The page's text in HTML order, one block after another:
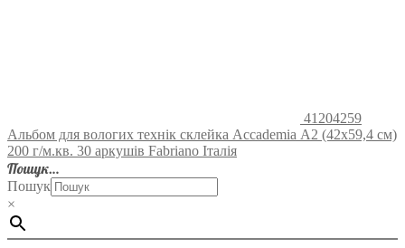
41204259
Альбом для вологих технік склейка Accademia А2 (42х59,4 см)
200 г/м.кв. 30 аркушів Fabriano Італія
Пошук…
Пошук
×